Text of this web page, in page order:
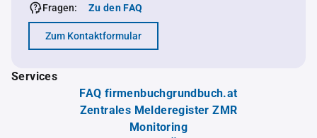
Fragen:
Zu den FAQ
Zum Kontaktformular
Services
FAQ firmenbuchgrundbuch.at
Zentrales Melderegister ZMR
Monitoring